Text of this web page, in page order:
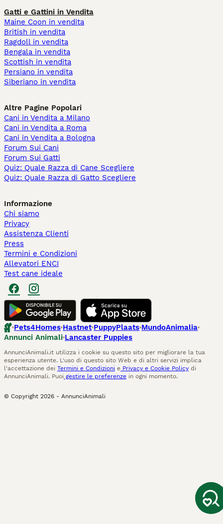
Gatti e Gattini in Vendita
Maine Coon in vendita
British in vendita
Ragdoll in vendita
Bengala in vendita
Scottish in vendita
Persiano in vendita
Siberiano in vendita
Altre Pagine Popolari
Cani in Vendita a Milano
Cani in Vendita a Roma
Cani in Vendita a Bologna
Forum Sui Cani
Forum Sui Gatti
Quiz: Quale Razza di Cane Scegliere
Quiz: Quale Razza di Gatto Scegliere
Informazione
Chi siamo
Privacy
Assistenza Clienti
Press
Termini e Condizioni
Allevatori ENCI
Test cane ideale
Pets4Homes Hastnet PuppyPlaats MundoAnimalia
Annunci Animali Lancaster Puppies
AnnunciAnimali.it utilizza i cookie su questo sito per migliorare la tua
esperienza utente. L'uso di questo sito Web e di altri servizi implica
l'accettazione dei Termini e Condizioni e Privacy e Cookie Policy di
AnnunciAnimali. Puoi gestire le preferenze in ogni momento.
© Copyright 2026 - AnnunciAnimali